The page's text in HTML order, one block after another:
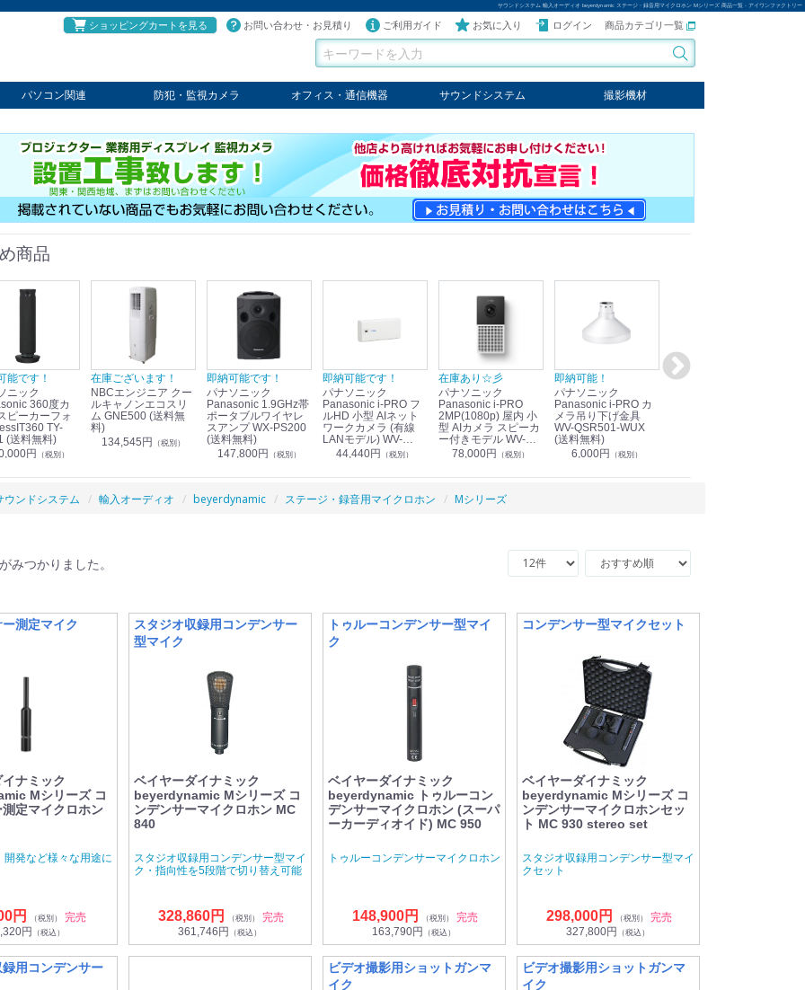
サウンドシステム 輸入オーディオ beyerdynamic ステージ・録音用マイクロホン Mシリーズ 商品一覧 - アイワンファクトリー
ショッピングカートを見る お問い合わせ・お見積り ご利用ガイド お気に入り ログイン 商品カテゴリ一覧
パソコン関連 防犯・監視カメラ オフィス・通信機器 サウンドシステム 撮影機材
商品
能です！
ニック
360度カ
ピーカーフォ
TY-
(送料無料)
円 （税別）
在庫ございます！
NBCエンジニア クー
ルキャノンエコスリ
ム GNE500 (送料無
料)
134,545円
（税別）
即納可能です！
パナソニック
Panasonic 1.9GHz帯
ポータブルワイヤレ
スアンプ WX-PS200
(送料無料)
147,800円 （税別）
即納可能です！
パナソニック
Panasonic i-PRO フ
ルHD 小型 AIネット
ワークカメラ (有線
LANモデル) WV-
S7130UX (送料無料)
44,440円 （税別）
在庫あり☆彡
パナソニック
Panasonic i-PRO
2MP(1080p) 屋内 小
型 AIカメラ スピーカ
ー付きモデル WV-
S71301-F2L (送料無
78,000円 （税別）
即納可能！
パナソニック
Panasonic i-PRO カ
メラ吊り下げ金具
WV-QSR501-WUX
(送料無料)
6,000円 （税別）
ウンドシステム 輸入オーディオ beyerdynamic ステージ・録音用マイクロホン Mシリーズ
みつかりました。
測定マイク
ナミック
Mシリーズ コ
定マイクロホン
開発など様々な用途に
円 （税別）
完売
円
（税込）
スタジオ収録用コンデンサー
型マイク
ベイヤーダイナミック
beyerdynamic Mシリーズ コ
ンデンサーマイクロホン MC
840
スタジオ収録用コンデンサー型マイ
ク・指向性を5段階で切り替え可能
328,860円 （税別）
完売
361,746円
（税込）
トゥルーコンデンサー型マイ
ク
ベイヤーダイナミック
beyerdynamic トゥルーコン
デンサーマイクロホン (スーパ
ーカーディオイド) MC 950
トゥルーコンデンサーマイクロホン
148,900円 （税別）
完売
163,790円
（税込）
コンデンサー型マイクセット
ベイヤーダイナミック
beyerdynamic Mシリーズ コ
ンデンサーマイクロホンセッ
ト MC 930 stereo set
スタジオ収録用コンデンサー型マイ
クセット
298,000円 （税別）
完売
327,800円
（税込）
用コンデンサー
ビデオ撮影用ショットガンマ
イク
ビデオ撮影用ショットガンマ
イク